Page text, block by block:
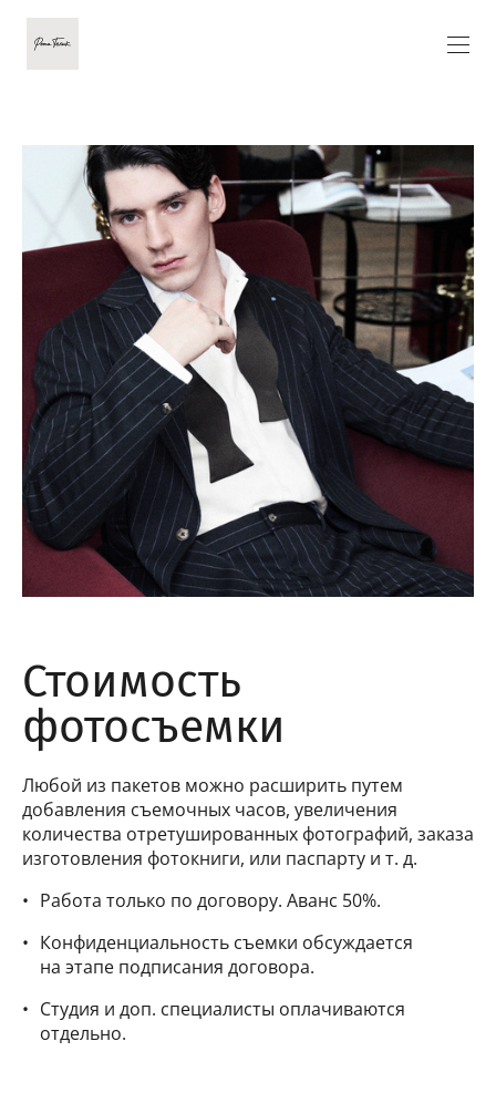
Стоимость
фотосъемки
Любой из пакетов можно расширить путем
добавления съемочных часов, увеличения
количества отретушированных фотографий, заказа
изготовления фотокниги, или паспарту и т. д.
Работа только по договору. Аванс 50%.
Конфиденциальность съемки обсуждается
на этапе подписания договора.
Студия и доп. специалисты оплачиваются
отдельно.